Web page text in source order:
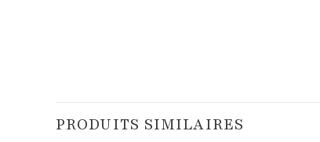
PRODUITS SIMILAIRES